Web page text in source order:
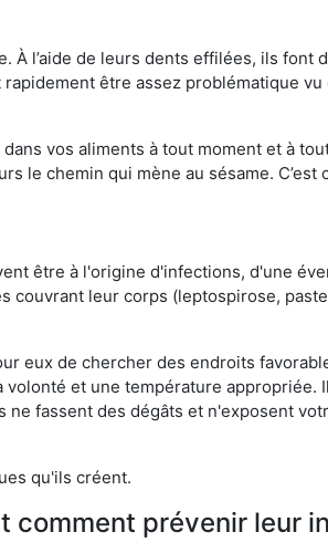
À l’aide de leurs dents effilées, ils font
rapidement être assez problématique vu
vos aliments à tout moment et à
le chemin qui mène au sésame. C’est
être à l'origine d'infections, d'une
couvrant leur corps (leptospirose,
eux de chercher des endroits
et une température appropriée.
fassent des dégâts et n'exposent
qu'ils créent.
comment prévenir leur